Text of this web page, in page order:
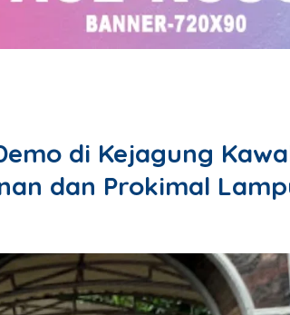
di Kejagung
dan Prokimal